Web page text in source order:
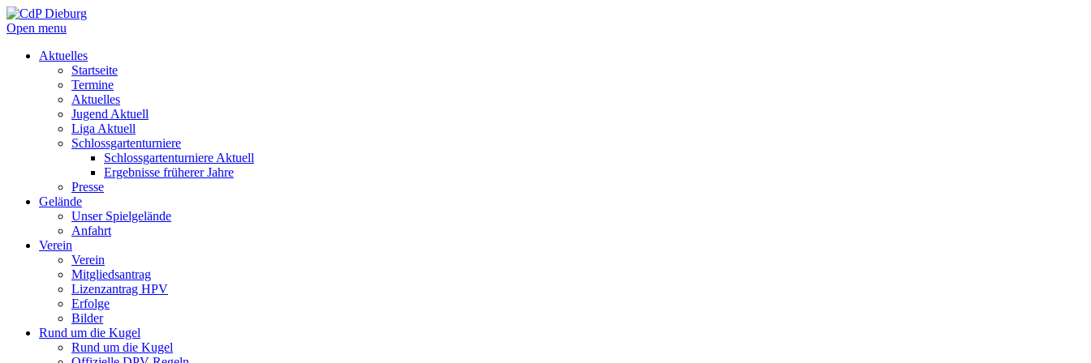
Open menu
Aktuelles
Startseite
Termine
Aktuelles
Jugend Aktuell
Liga Aktuell
Schlossgartenturniere
Schlossgartenturniere Aktuell
Ergebnisse früherer Jahre
Presse
Gelände
Unser Spielgelände
Anfahrt
Verein
Verein
Mitgliedsantrag
Lizenzantrag HPV
Erfolge
Bilder
Rund um die Kugel
Rund um die Kugel